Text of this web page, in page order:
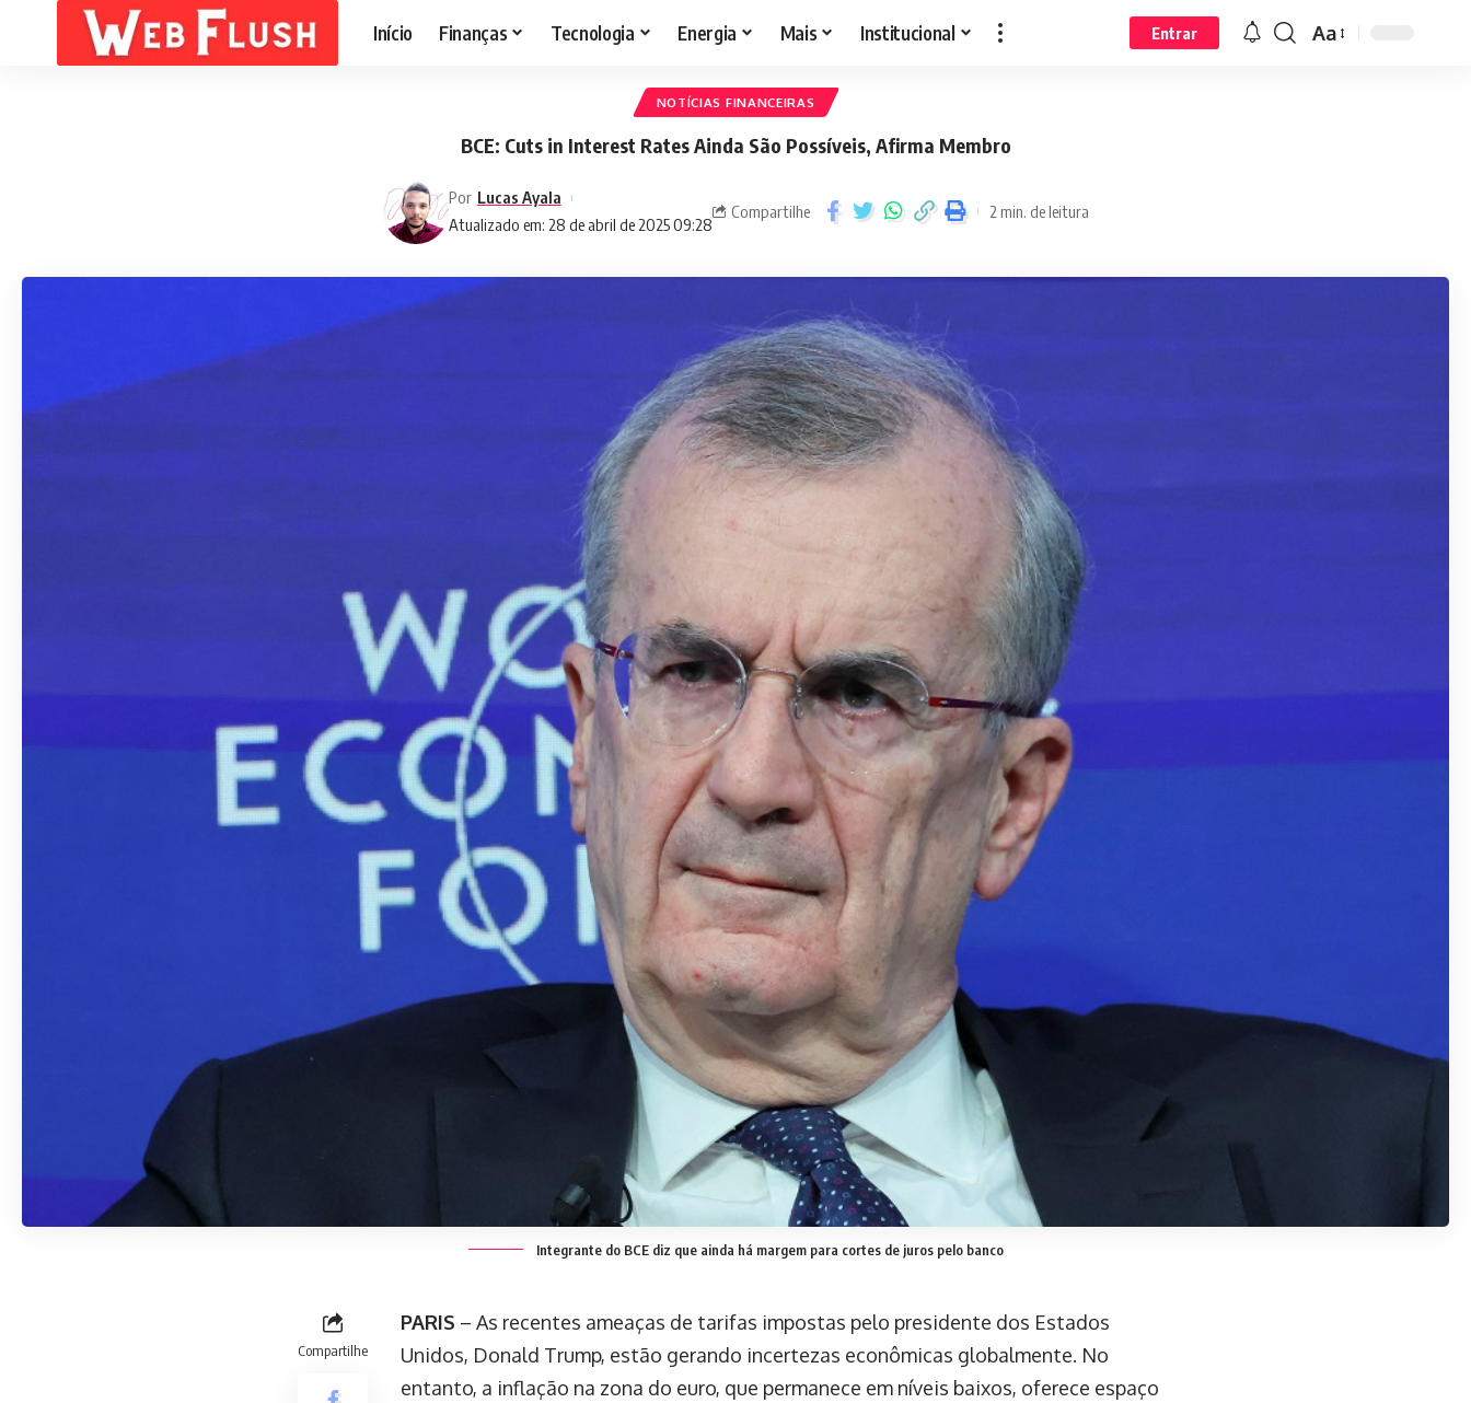
Início Finanças Tecnologia Energia Mais Institucional Entrar Aa
NOTÍCIAS FINANCEIRAS
BCE: Cuts in Interest Rates Ainda São Possíveis, Afirma Membro
Atualizado em: 28 de abril de 2025 09:28
Por Lucas Ayala
Compartilhe 2 min. de leitura
Integrante do BCE diz que ainda há margem para cortes de juros pelo banco
Compartilhe
PARIS – As recentes ameaças de tarifas impostas pelo presidente dos Estados
Unidos, Donald Trump, estão gerando incertezas econômicas globalmente. No
entanto, a inflação na zona do euro, que permanece em níveis baixos, oferece espaço